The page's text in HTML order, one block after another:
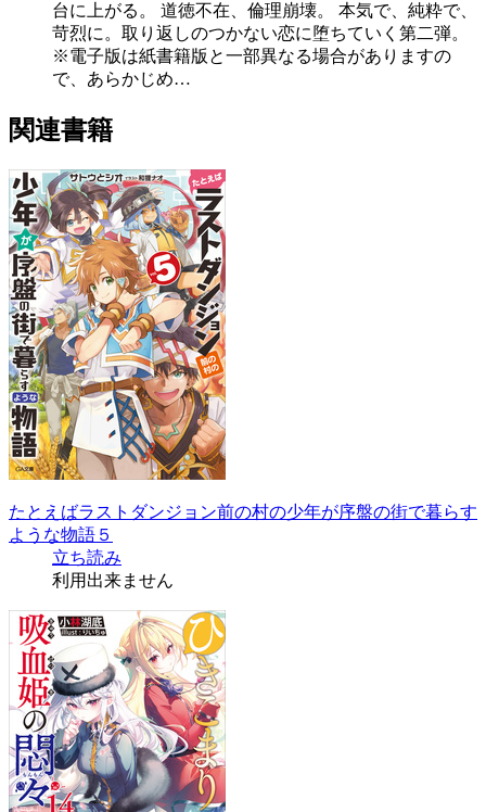
台に上がる。 道徳不在、倫理崩壊。 本気で、純粋で、
苛烈に。取り返しのつかない恋に堕ちていく第二弾。
※電子版は紙書籍版と一部異なる場合がありますの
で、あらかじめ…
関連書籍
たとえばラストダンジョン前の村の少年が序盤の街で暮らす
ような物語５
立ち読み
利用出来ません